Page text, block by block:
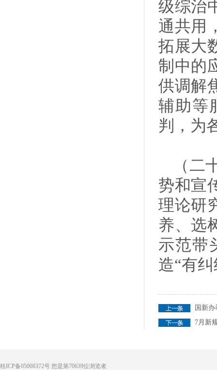
级综治
通共用
拓展大
制中的
供调解
辅助等
判，为
（
势和宣
理论研
养、选
示范带
造“有
国新
7月新
桂ICP备05008372号 您是第70639位浏览者